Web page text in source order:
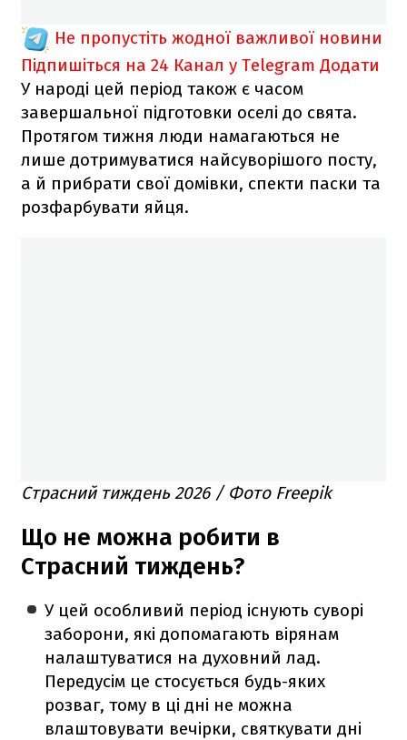
Не пропустіть жодної важливої новини
Підпишіться на 24 Канал у Telegram Додати
У народі цей період також є часом
завершальної підготовки оселі до свята.
Протягом тижня люди намагаються не
лише дотримуватися найсуворішого посту,
а й прибрати свої домівки, спекти паски та
розфарбувати яйця.
Страсний тиждень 2026 / Фото Freepik
Що не можна робити в
Страсний тиждень?
У цей особливий період існують суворі
заборони, які допомагають вірянам
налаштуватися на духовний лад.
Передусім це стосується будь-яких
розваг, тому в ці дні не можна
влаштовувати вечірки, святкувати дні